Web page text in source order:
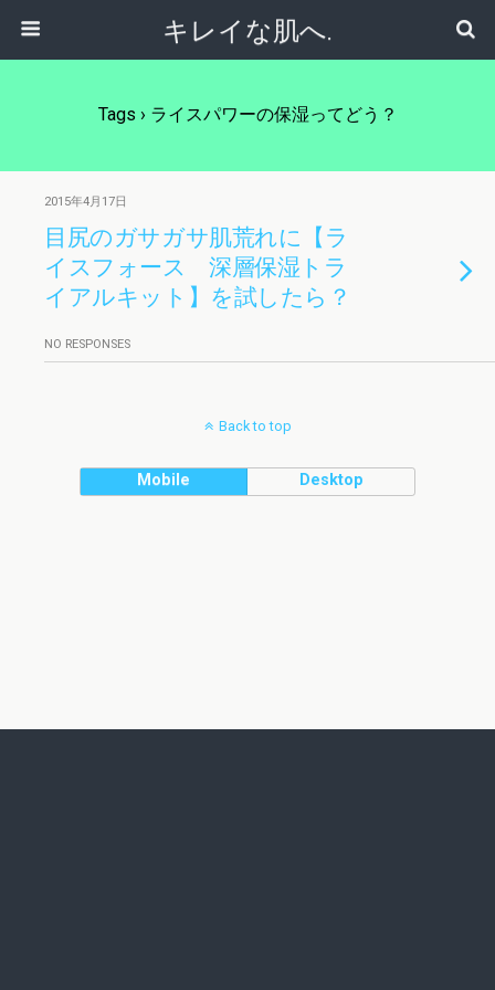
キレイな肌へ.
Tags › ライスパワーの保湿ってどう？
2015年4月17日
目尻のガサガサ肌荒れに【ラ
イスフォース 深層保湿トラ
イアルキット】を試したら？
NO RESPONSES
Back to top
Mobile Desktop